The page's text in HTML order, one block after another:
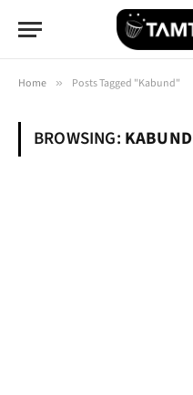
Home » Posts Tagged "Kabund"
BROWSING: KABUND